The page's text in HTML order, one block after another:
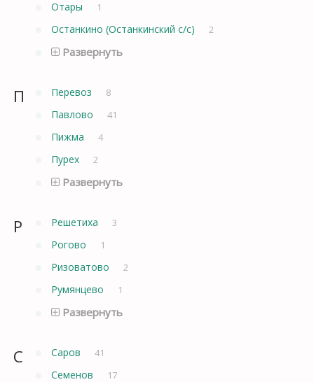
Отары 1
Останкино (Останкинский с/с) 2
Развернуть
П Перевоз 8
Павлово 41
Пижма 4
Пурех 2
Развернуть
Р Решетиха 3
Рогово 1
Ризоватово 2
Румянцево 1
Развернуть
С Саров 41
Семенов 17